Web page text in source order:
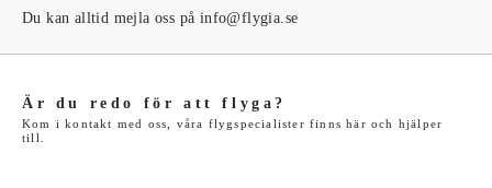
Du kan alltid mejla oss på info@flygia.se
Är du redo för att flyga?
Kom i kontakt med oss, våra flygspecialister finns här och hjälper
till.